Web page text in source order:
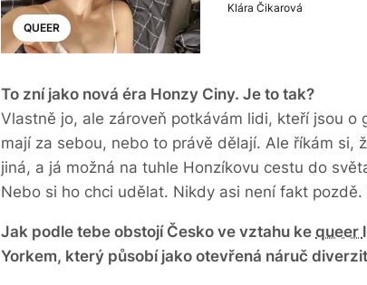
QUEER
Klára Čikarová
To zní jako nová éra Honzy Ciny. Je to tak?
Vlastně jo, ale zároveň potkávám lidi, kteří jsou o
mají za sebou, nebo to právě dělají. Ale říkám si,
jiná, a já možná na tuhle Honzíkovu cestu do
Nebo si ho chci udělat. Nikdy asi není fakt
Jak podle tebe obstojí Česko ve vztahu ke queer
Yorkem, který působí jako otevřená náruč